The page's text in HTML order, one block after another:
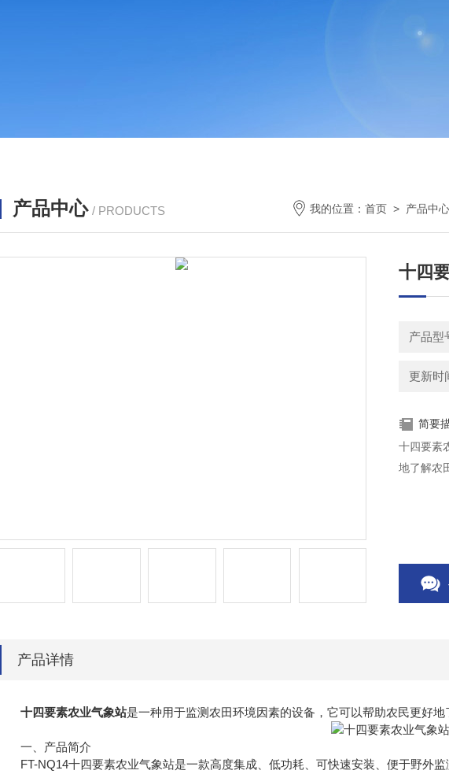
产品中心 / PRODUCTS 我的位置： 首页 > 产品中心
十四
产品型
更新时
简要
十四要素
地了解农
产品详情
十四要素农业气象站是一种用于监测农田环境因素的设备，它可以帮助农民更好
一、产品简介
FT-NQ14十四要素农业气象站是一款高度集成、低功耗、可快速安装、便于野外监